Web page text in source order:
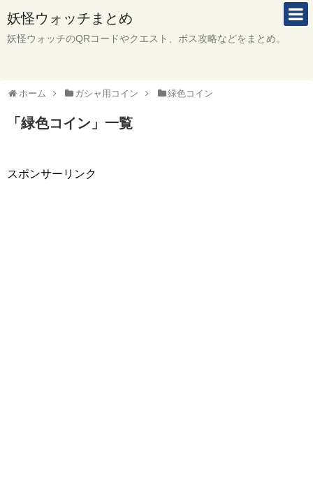
妖怪ウォッチまとめ
妖怪ウォッチのQRコードやクエスト、ボス攻略などをまとめ。
ホーム ガシャ用コイン 緑色コイン
「 緑色コイン 」 一覧
スポンサーリンク